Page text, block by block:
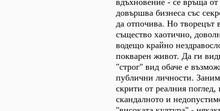
довършва бизнеса със
да отпочива. Но творецът
същество хаотично,
водещо крайно
покварен живот. Да ги
"строг" вид обаче е
публични личности.
скрити от реалния
скандалното и